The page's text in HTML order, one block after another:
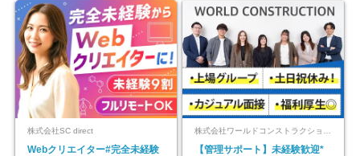
株式会社SC direct
Webクリエイター#完全未経験
【管理サポート】未経験歓迎*